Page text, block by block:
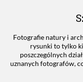
Fotografie natury i
rysunki to tylko
poszczególnych
uznanych fotografów,